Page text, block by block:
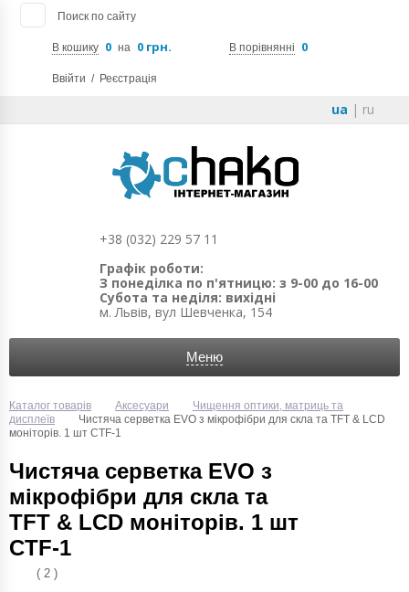
Поиск по сайту
В кошику 0 на 0 грн. В порівнянні 0
Ввійти / Реєстрація
ua | ru
+38 (032) 229 57 11
Графік роботи:
З понеділка по п'ятницю: з 9-00 до 16-00
Субота та неділя: вихідні
м. Львів, вул Шевченка, 154
Меню
Каталог товарів Аксесуари
Чищення оптики, матриць та
дисплеїв
Чистяча серветка EVO з мікрофібри для скла та TFT & LCD
моніторів. 1 шт CTF-1
Чистяча серветка EVO з
мікрофібри для скла та
TFT & LCD моніторів. 1 шт
CTF-1
( 2 )